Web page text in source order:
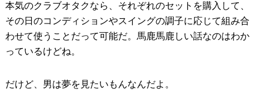
本気のクラブオタクなら、それぞれのセットを購入して、
その日のコンディションやスイングの調子に応じて組み合
わせて使うことだって可能だ。馬鹿馬鹿しい話なのはわか
っているけどね。
だけど、男は夢を見たいもんなんだよ。